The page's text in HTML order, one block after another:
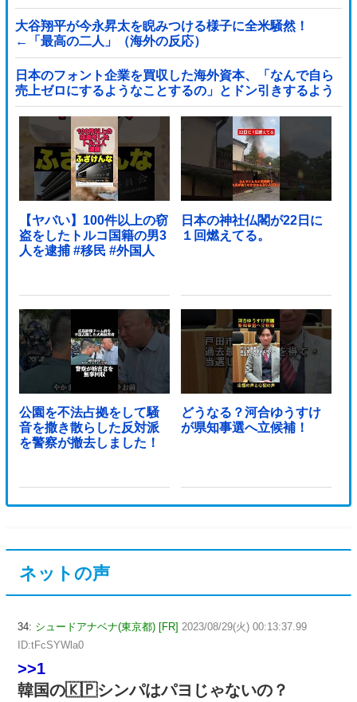
政府「1年間隠蔽」日本「隠蔽された事実報道！（2026
年」→
大谷翔平が今永昇太を睨みつける様子に全米騒然！
←「最高の二人」（海外の反応）
日本のフォント企業を買収した海外資本、「なんで自ら
売上ゼロにするようなことするの」とドン引きするよう
な方針転換を……他
【ヤバい】100件以上の窃
盗をしたトルコ国籍の男3
人を逮捕 #移民 #外国人
日本の神社仏閣が22日に
１回燃えてる。
公園を不法占拠をして騒
音を撒き散らした反対派
を警察が撤去しました！
どうなる？河合ゆうすけ
が県知事選へ立候補！
ネットの声
34: シュードアナベナ(東京都) [FR] 2023/08/29(火) 00:13:37.99
ID:tFcSYWla0
>>1
韓国の🇰🇵シンパはパヨじゃないの？